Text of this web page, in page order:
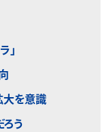
」
大を意識
う